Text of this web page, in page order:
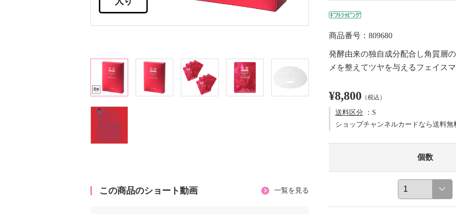
この商品のショート動画 一覧を見る
商品番号：809680
発酵由来の独自成分配合し角質層
メを整えてツヤを与えるフェイスマ
¥8,800 （税込）
送料区分 ：S
ショップチャンネルカードなら送料無
個数